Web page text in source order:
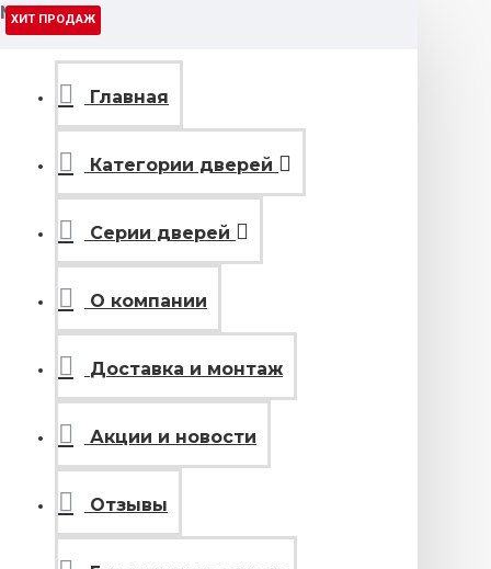
МЕНЮ
Главная
Категории дверей
Серии дверей
О компании
Доставка и монтаж
Акции и новости
Отзывы
ХИТ ПРОДАЖ